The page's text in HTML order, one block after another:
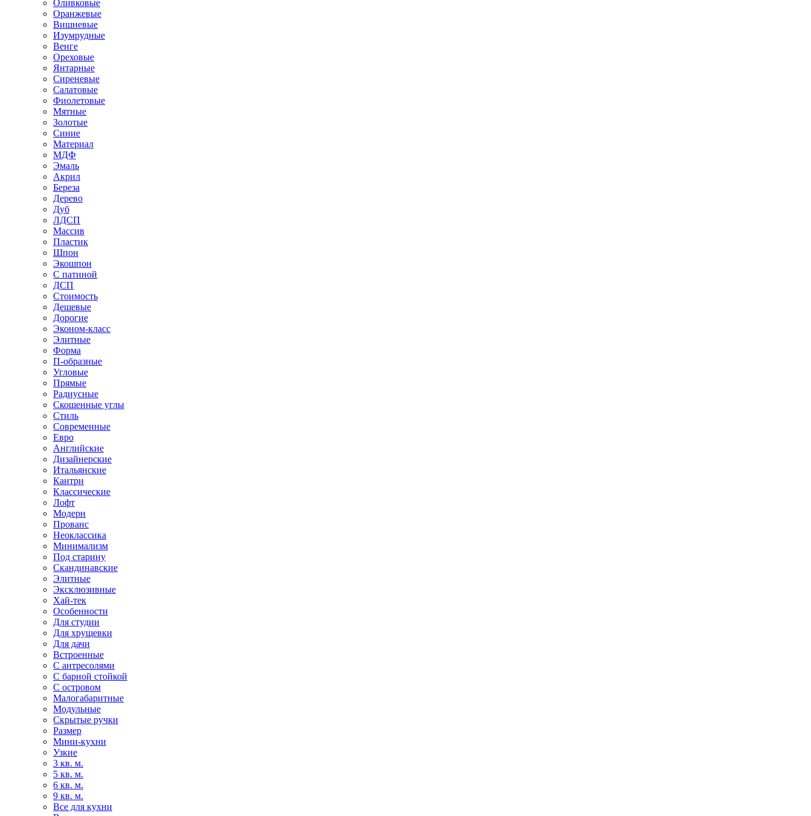
Оливковые
Оранжевые
Вишневые
Изумрудные
Венге
Ореховые
Янтарные
Сиреневые
Салатовые
Фиолетовые
Мятные
Золотые
Синие
Материал
МДФ
Эмаль
Акрил
Береза
Дерево
Дуб
ЛДСП
Массив
Пластик
Шпон
Экошпон
С патиной
ДСП
Стоимость
Дешевые
Дорогие
Эконом-класс
Элитные
Форма
П-образные
Угловые
Прямые
Радиусные
Скошенные углы
Стиль
Современные
Евро
Английские
Дизайнерские
Итальянские
Кантри
Классические
Лофт
Модерн
Прованс
Неоклассика
Минимализм
Под старину
Скандинавские
Элитные
Эксклюзивные
Хай-тек
Особенности
Для студии
Для хрущевки
Для дачи
Встроенные
С антресолями
С барной стойкой
С островом
Малогабаритные
Модульные
Скрытые ручки
Размер
Мини-кухни
Узкие
3 кв. м.
5 кв. м.
6 кв. м.
9 кв. м.
Все для кухни